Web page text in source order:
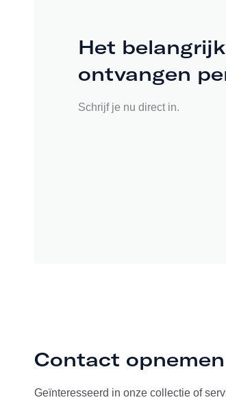
Het
ontvangen
Schrijf je nu direct in.
Contact opnemen
Geïnteresseerd in onze collectie of